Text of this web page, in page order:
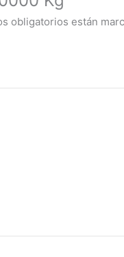
obligatorios están